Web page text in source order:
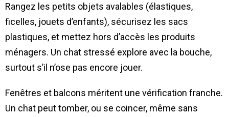
Rangez les petits objets avalables (élastiques,
ficelles, jouets d’enfants), sécurisez les sacs
plastiques, et mettez hors d’accès les produits
ménagers. Un chat stressé explore avec la bouche,
surtout s’il n’ose pas encore jouer.
Fenêtres et balcons méritent une vérification franche.
Un chat peut tomber, ou se coincer, même sans